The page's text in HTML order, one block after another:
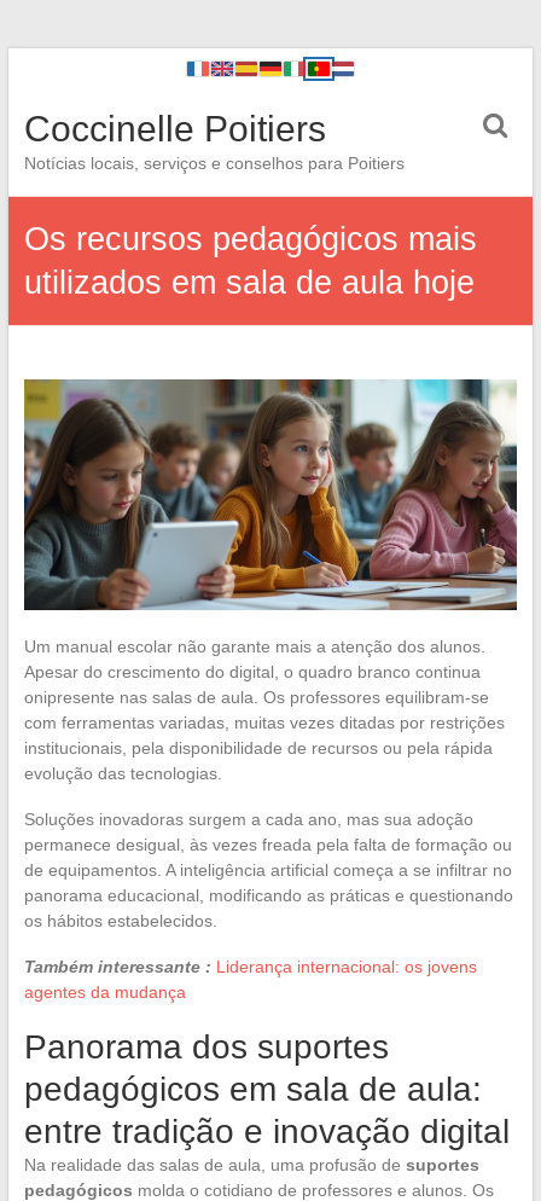
Coccinelle Poitiers
Notícias locais, serviços e conselhos para Poitiers
Os recursos pedagógicos mais
utilizados em sala de aula hoje
Um manual escolar não garante mais a atenção dos alunos.
Apesar do crescimento do digital, o quadro branco continua
onipresente nas salas de aula. Os professores equilibram-se
com ferramentas variadas, muitas vezes ditadas por restrições
institucionais, pela disponibilidade de recursos ou pela rápida
evolução das tecnologias.
Soluções inovadoras surgem a cada ano, mas sua adoção
permanece desigual, às vezes freada pela falta de formação ou
de equipamentos. A inteligência artificial começa a se infiltrar no
panorama educacional, modificando as práticas e questionando
os hábitos estabelecidos.
Também interessante : Liderança internacional: os jovens
agentes da mudança
Panorama dos suportes
pedagógicos em sala de aula:
entre tradição e inovação digital
Na realidade das salas de aula, uma profusão de suportes
pedagógicos molda o cotidiano de professores e alunos. Os